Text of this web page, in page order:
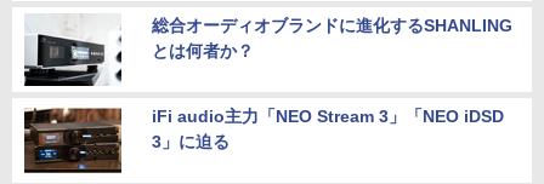
総合オーディオブランドに進化するSHANLING
とは何者か？
iFi audio主力「NEO Stream 3」「NEO iDSD
3」に迫る